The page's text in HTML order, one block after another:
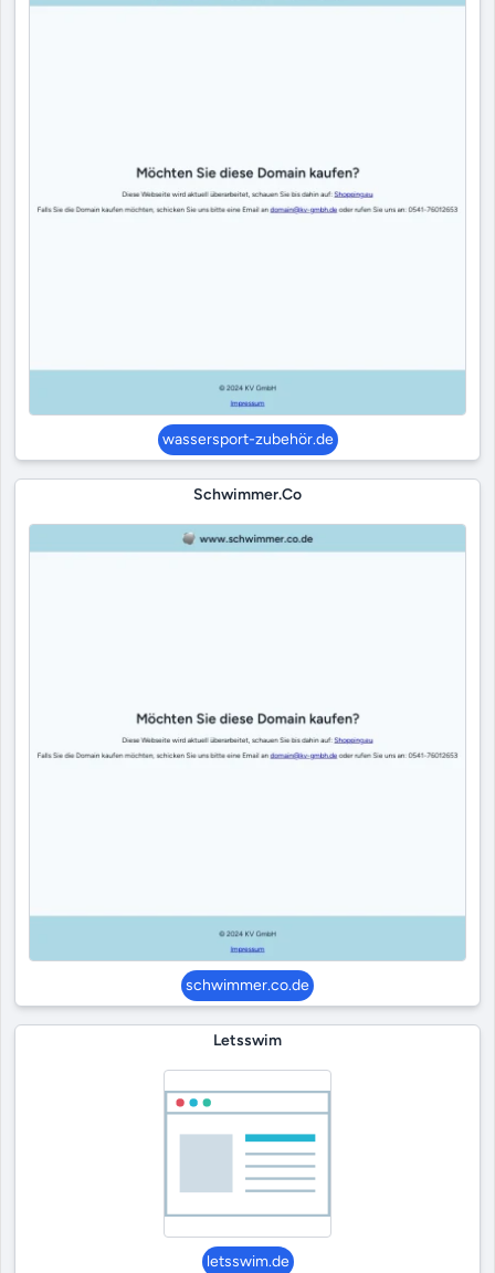
wassersport-zubehör.de
Schwimmer.co
schwimmer.co.de
Letsswim
letsswim.de